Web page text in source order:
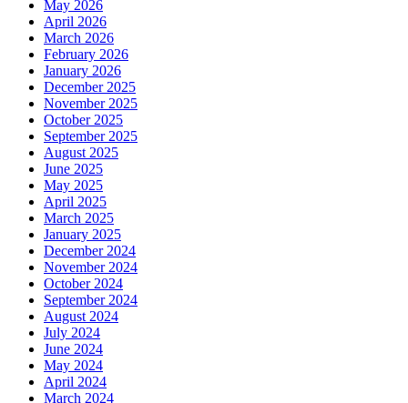
May 2026
April 2026
March 2026
February 2026
January 2026
December 2025
November 2025
October 2025
September 2025
August 2025
June 2025
May 2025
April 2025
March 2025
January 2025
December 2024
November 2024
October 2024
September 2024
August 2024
July 2024
June 2024
May 2024
April 2024
March 2024